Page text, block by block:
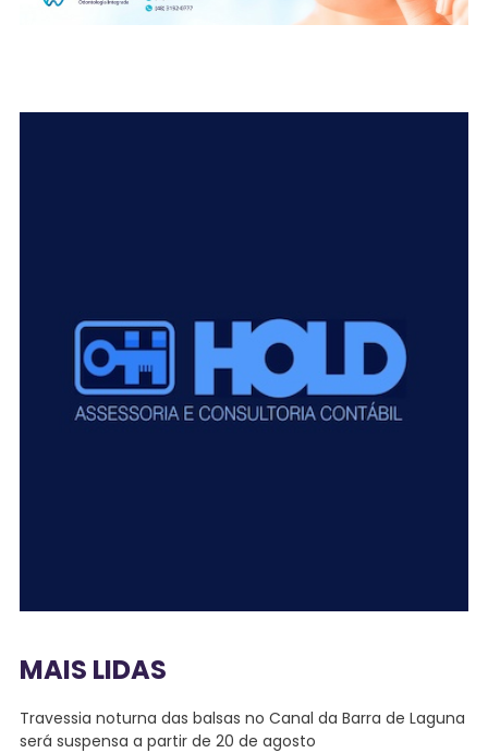
MAIS LIDAS
Travessia noturna das balsas no Canal da Barra de Laguna
será suspensa a partir de 20 de agosto